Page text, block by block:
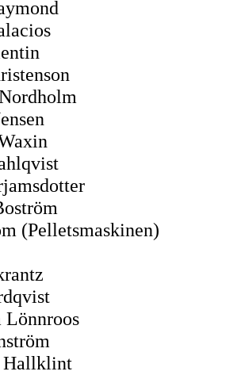
(Pelletsmaskinen)
Lönnroos
Hallklint